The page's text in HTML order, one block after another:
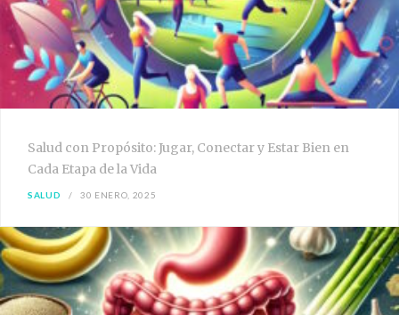
Salud con Propósito: Jugar, Conectar y Estar Bien en
Cada Etapa de la Vida
SALUD 30 ENERO, 2025